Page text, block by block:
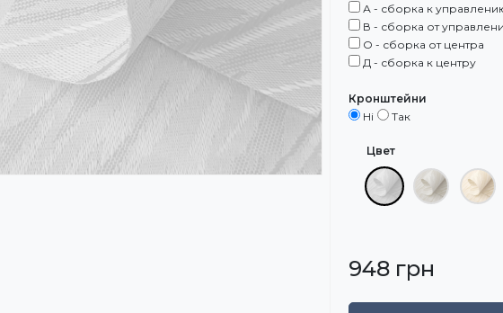
А - сборка к
В - сборка от
О - сборка от центра
Д - сборка к центру
Кронштейни
Ні
Так
Цвет
948 грн